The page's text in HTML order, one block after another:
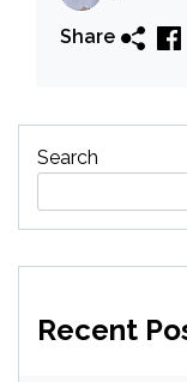
Share
Search
Recent